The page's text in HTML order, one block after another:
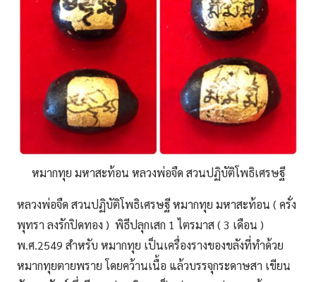
หมากทุย มหาสะท้อน หลวงพ่อจืด สวนปฏิบัติโพธิเศรษฐี
หลวงพ่อจืด สวนปฏิบัติโพธิเศรษฐี หมากทุย มหาสะท้อน ( ครั่ง
พุทรา ลงรักปิดทอง ) พิธีปลุกเสก 1 ไตรมาส ( 3 เดือน )
พ.ศ.2549 สำหรับ หมากทุย เป็นเครื่องรางของขลังที่ทำด้วย
หมากทุยตายพราย โดยคว้านเนื้อ แล้วบรรจุกระดาษสา เขียน